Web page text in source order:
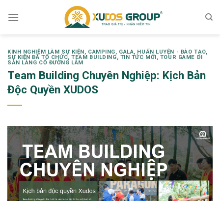
KINH NGHIỆM LÀM SỰ KIỆN, CAMPING, GALA, HUẤN LUYỆN - ĐÀO TẠO,
SỰ KIỆN ĐÃ TỔ CHỨC,TEAM BUILDING, TIN TỨC MỚI, TOUR GAME DI
SẢN LÀNG CỔ ĐƯỜNG LÂM
Team Building Chuyên Nghiệp: Kịch Bản
Độc Quyền XUDOS